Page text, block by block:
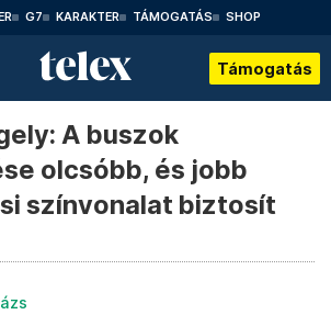
G7 KARAKTER TÁMOGATÁS SHOP
Támogatás
A buszok
olcsóbb, és jobb
színvonalat biztosít